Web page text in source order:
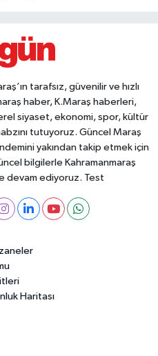
tarafsız, güvenilir ve hızlı
haber, K.Maraş haberleri,
siyaset, ekonomi, spor, kültür
tutuyoruz. Güncel Maraş
yakından takip etmek için
bilgilerle Kahramanmaraş
devam ediyoruz. Test
Haritası